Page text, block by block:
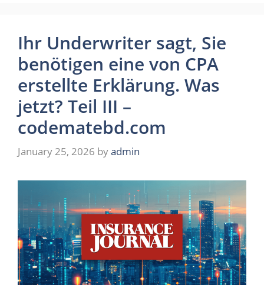
Ihr Underwriter sagt, Sie
benötigen eine von CPA
erstellte Erklärung. Was
jetzt? Teil III –
codematebd.com
January 25, 2026 byadmin